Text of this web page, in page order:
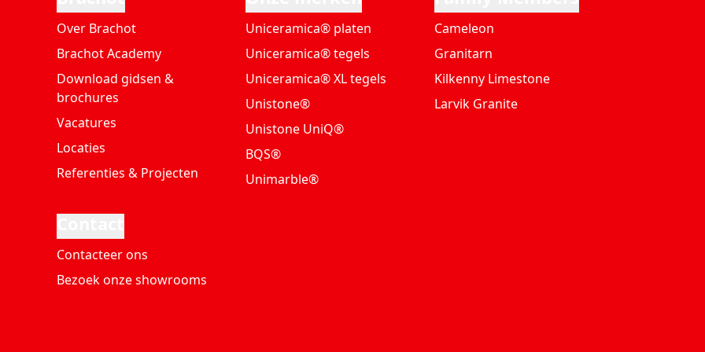
Over Brachot
Brachot Academy
Download gidsen &
brochures
Vacatures
Locaties
Referenties & Projecten
Uniceramica® platen
Uniceramica® tegels
Uniceramica® XL tegels
Unistone®
Unistone UniQ®
BQS®
Unimarble®
Cameleon
Granitarn
Kilkenny Limestone
Larvik Granite
Contacteer ons
Bezoek onze showrooms